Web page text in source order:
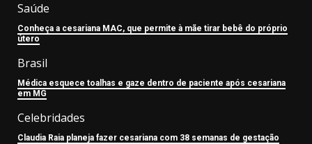
Saúde
Conheça a cesariana MAC, que permite à mãe tirar bebê do próprio
útero
Brasil
Médica esquece toalhas e gaze dentro de paciente após cesariana
em MG
Celebridades
Claudia Raia planeja fazer cesariana com 38 semanas de gestação